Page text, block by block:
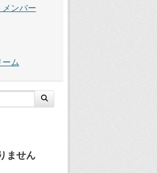
メンバー
ム
ません